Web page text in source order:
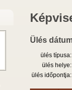
Ülés
ülés típusa:
ülés helye:
ülés időpontja: